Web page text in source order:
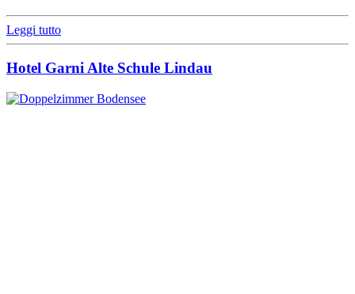
Leggi tutto
Hotel Garni Alte Schule Lindau